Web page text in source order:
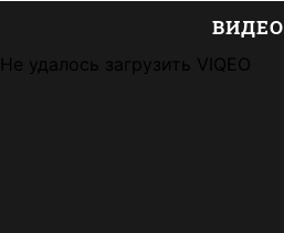
ВИДЕО
Не удалось загрузить VIQEO